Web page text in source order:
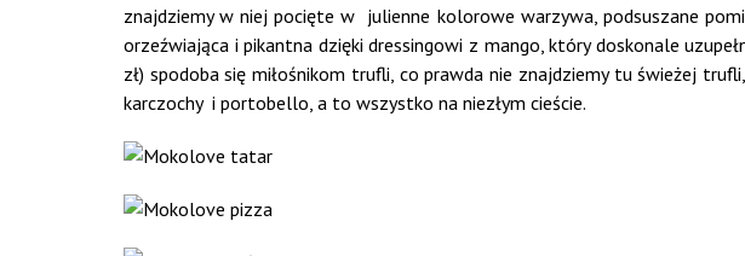
znajdziemy w niej pocięte w julienne kolorowe warzywa, podsuszane
orzeźwiająca i pikantna dzięki dressingowi z mango, który doskonale
zł) spodoba się miłośnikom trufli, co prawda nie znajdziemy tu świeżej
karczochy i portobello, a to wszystko na niezłym cieście.